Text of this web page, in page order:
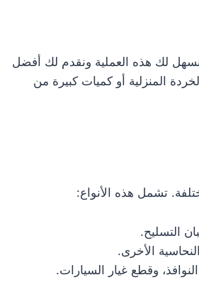
لنسهل لك هذه العملية ونقدم لك أفضل
المنزلية أو كميات كبيرة من
تشمل هذه الأنواع:
التسليح.
الأخرى.
وقطع غيار السيارات.